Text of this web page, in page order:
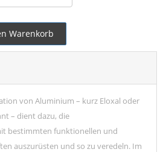
Warenkorb
von Aluminium – kurz Eloxal oder
– dient dazu, die
bestimmten funktionellen und
auszurüsten und so zu veredeln. Im